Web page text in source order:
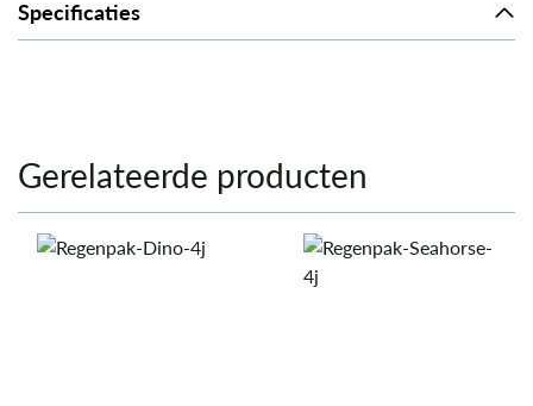
Specificaties
Gerelateerde producten